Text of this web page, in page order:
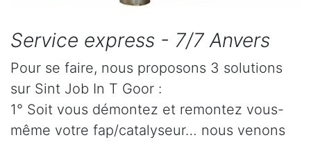
Service express - 7/7 Anvers
Pour se faire, nous proposons 3 solutions
sur Sint Job In T Goor :
1° Soit vous démontez et remontez vous-
même votre fap/catalyseur… nous venons